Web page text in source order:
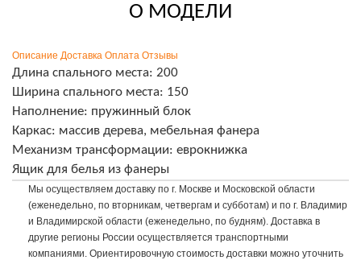
О МОДЕЛИ
Описание Доставка Оплата Отзывы
Длина спального места: 200
Ширина спального места: 150
Наполнение: пружинный блок
Каркас: массив дерева, мебельная фанера
Механизм трансформации: еврокнижка
Ящик для белья из фанеры
Мы осуществляем доставку по г. Москве и Московской области
(еженедельно, по вторникам, четвергам и субботам) и по г. Владимир
и Владимирской области (еженедельно, по будням). Доставка в
другие регионы России осуществляется транспортными
компаниями. Ориентировочную стоимость доставки можно уточнить